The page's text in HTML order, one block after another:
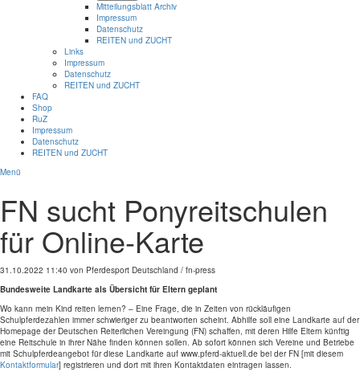
Mitteilungsblatt Archiv
Impressum
Datenschutz
REITEN und ZUCHT
Links
Impressum
Datenschutz
REITEN und ZUCHT
FAQ
Shop
RuZ
Impressum
Datenschutz
REITEN und ZUCHT
Menü
FN sucht Ponyreitschulen
für Online-Karte
31.10.2022 11:40 von Pferdesport Deutschland / fn-press
Bundesweite Landkarte als Übersicht für Eltern geplant
Wo kann mein Kind reiten lernen? – Eine Frage, die in Zeiten von rückläufigen
Schulpferdezahlen immer schwieriger zu beantworten scheint. Abhilfe soll eine Landkarte auf der
Homepage der Deutschen Reiterlichen Vereingung (FN) schaffen, mit deren Hilfe Eltern künftig
eine Reitschule in ihrer Nähe finden können sollen. Ab sofort können sich Vereine und Betriebe
mit Schulpferdeangebot für diese Landkarte auf www.pferd-aktuell.de bei der FN [mit diesem
Kontaktformular] registrieren und dort mit ihren Kontaktdaten eintragen lassen.